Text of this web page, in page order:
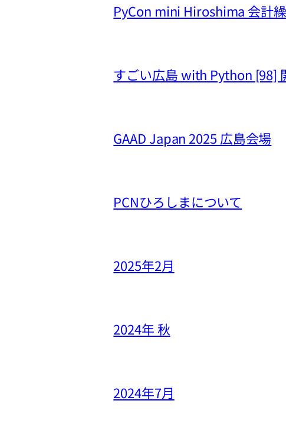
PyCon mini Hiroshima 会計
すごい広島 with Python [98]
GAAD Japan 2025 広島会場
PCNひろしまについて
2025年2月
2024年 秋
2024年7月